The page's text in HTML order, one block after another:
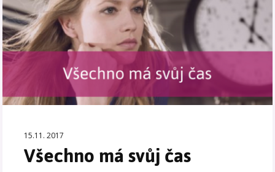
15.11. 2017
Všechno má svůj čas